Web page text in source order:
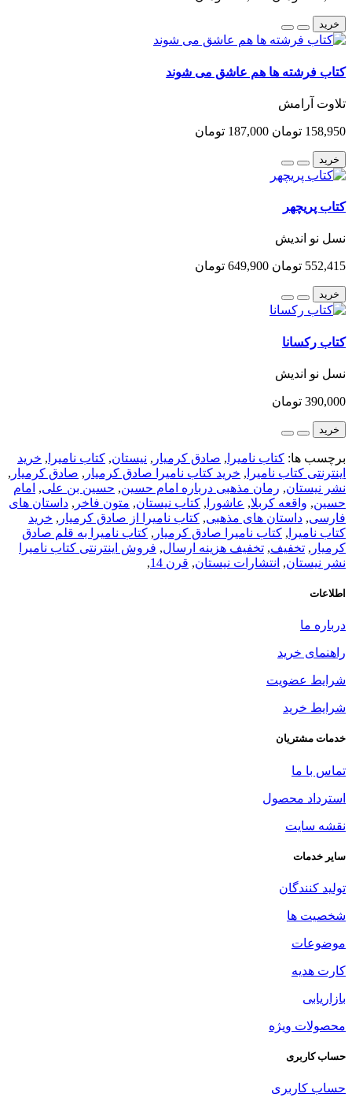
خرید
کتاب فرشته ها هم عاشق می شوند
تلاوت آرامش
158,950 تومان 187,000 تومان
خرید
کتاب پریچهر
نسل نو اندیش
552,415 تومان 649,900 تومان
خرید
کتاب رکسانا
نسل نو اندیش
390,000 تومان
خرید
برچسب ها: کتاب نامیرا , صادق کرمیار , نیستان, کتاب نامیرا , خرید
اینترنتی کتاب نامیرا , خرید کتاب نامیرا صادق کرمیار , صادق کرمیار ,
نشر نیستان, رمان مذهبی درباره امام حسین, حسین بن علی, امام
حسین, واقعه کربلا, عاشورا , کتاب نیستان, متون فاخر , داستان های
فارسی, داستان های مذهبی, کتاب نامیرا از صادق کرمیار , خرید
کتاب نامیرا , کتاب نامیرا صادق کرمیار , کتاب نامیرا به قلم صادق
کرمیار , تخفیف, تخفیف هزینه ارسال, فروش اینترنتی کتاب نامیرا
نشر نیستان, انتشارات نیستان, قرن 14 ,
اطلاعات
درباره ما
راهنمای خرید
شرایط عضویت
شرایط خرید
خدمات مشتریان
تماس با ما
استرداد محصول
نقشه سایت
سایر خدمات
تولید کنندگان
شخصیت ها
موضوعات
کارت هدیه
بازاریابی
محصولات ویژه
حساب کاربری
حساب کاربری